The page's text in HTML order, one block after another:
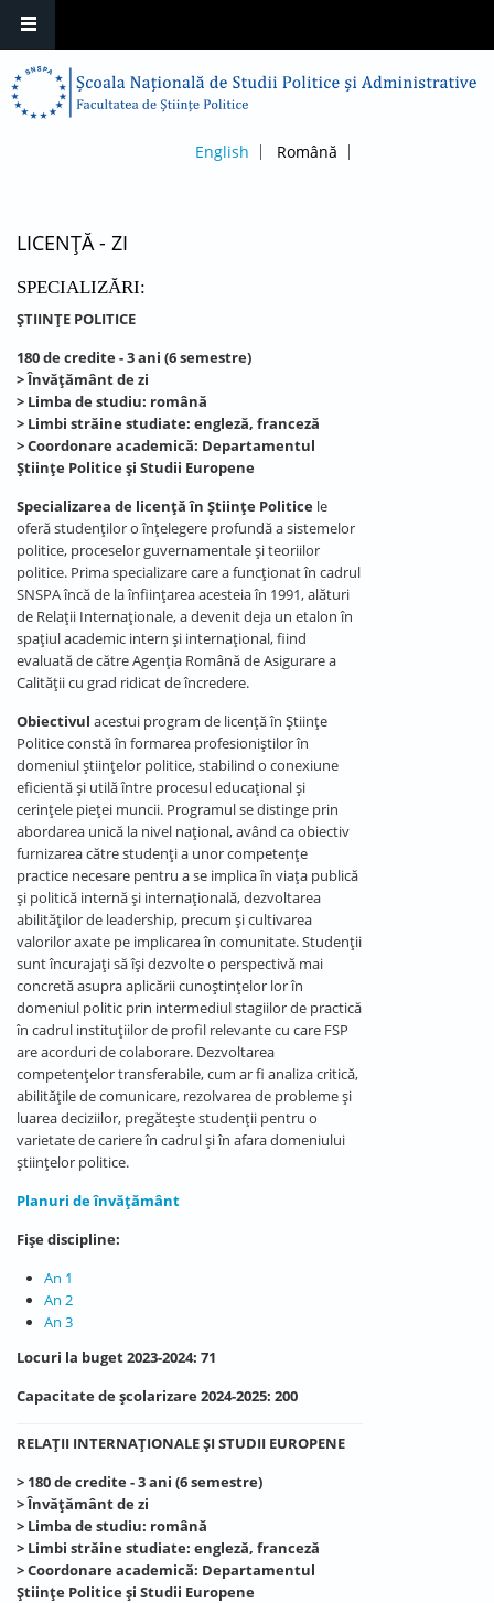
English Română
LICENȚĂ - ZI
SPECIALIZĂRI:
ȘTIINȚE POLITICE
180 de credite - 3 ani (6 semestre)
> Învățământ de zi
> Limba de studiu: română
> Limbi străine studiate: engleză, franceză
> Coordonare academică: Departamentul
Științe Politice și Studii Europene
Specializarea de licență în Științe Politice le
oferă studenților o înțelegere profundă a sistemelor
politice, proceselor guvernamentale și teoriilor
politice. Prima specializare care a funcționat în cadrul
SNSPA încă de la înființarea acesteia în 1991, alături
de Relații Internaționale, a devenit deja un etalon în
spațiul academic intern și internațional, fiind
evaluată de către Agenția Română de Asigurare a
Calității cu grad ridicat de încredere.
Obiectivul acestui program de licență în Științe
Politice constă în formarea profesioniștilor în
domeniul științelor politice, stabilind o conexiune
eficientă și utilă între procesul educațional și
cerințele pieței muncii. Programul se distinge prin
abordarea unică la nivel național, având ca obiectiv
furnizarea către studenți a unor competențe
practice necesare pentru a se implica în viața publică
și politică internă și internațională, dezvoltarea
abilităților de leadership, precum și cultivarea
valorilor axate pe implicarea în comunitate. Studenții
sunt încurajați să își dezvolte o perspectivă mai
concretă asupra aplicării cunoștințelor lor în
domeniul politic prin intermediul stagiilor de practică
în cadrul instituțiilor de profil relevante cu care FSP
are acorduri de colaborare. Dezvoltarea
competențelor transferabile, cum ar fi analiza critică,
abilitățile de comunicare, rezolvarea de probleme și
luarea deciziilor, pregătește studenții pentru o
varietate de cariere în cadrul și în afara domeniului
științelor politice.
Planuri de învățământ
Fișe discipline:
An 1
An 2
An 3
Locuri la buget 2023-2024: 71
Capacitate de școlarizare 2024-2025: 200
RELAŢII INTERNAŢIONALE ŞI STUDII EUROPENE
> 180 de credite - 3 ani (6 semestre)
> Învățământ de zi
> Limba de studiu: română
> Limbi străine studiate: engleză, franceză
> Coordonare academică: Departamentul
Științe Politice și Studii Europene